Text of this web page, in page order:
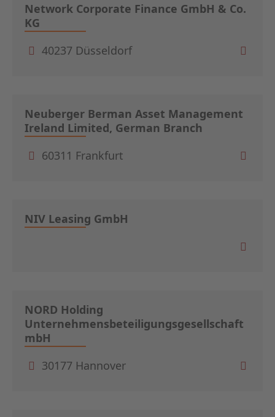
Network Corporate Finance GmbH & Co.
KG
40237 Düsseldorf
Neuberger Berman Asset Management
Ireland Limited, German Branch
60311 Frankfurt
NIV Leasing GmbH
NORD Holding
Unternehmensbeteiligungsgesellschaft
mbH
30177 Hannover